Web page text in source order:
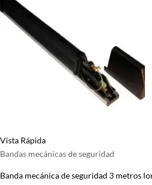
Vista Rápida
Bandas mecánicas de seguridad
Banda mecánica de seguridad 3 metros